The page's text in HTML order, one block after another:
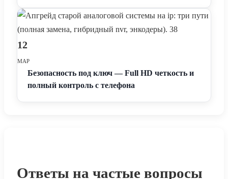
12
МАР
Безопасность под ключ — Full HD четкость и
полный контроль с телефона
Ответы на частые вопросы